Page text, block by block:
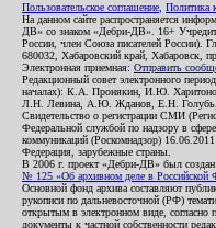
Пользовательское соглашение Политика
На данном сайте распространяется
ДВ» со знаком «Дебри-ДВ». 16+
России, член Союза писателей России).
680032, Хабаровский край, Хабаровск,
Электронная приемная: Отправить
Редакционный совет электронного
началах): К.А. Пронякин, И.Ю.
Л.Н. Левина, А.Ю. Жданов, Е.Н.
Свидетельство о регистрации СМИ
Федеральной службой по надзору в
коммуникаций (Роскомнадзор)
Федерация, зарубежные страны.
В 2006 г. проект «Дебри-ДВ» был создан
№ 125 «Об архивном деле в Российской
Основной фонд архива составляют
рукописи по дальневосточной (РФ)
открытым в электронном виде,
документы к частной собственности